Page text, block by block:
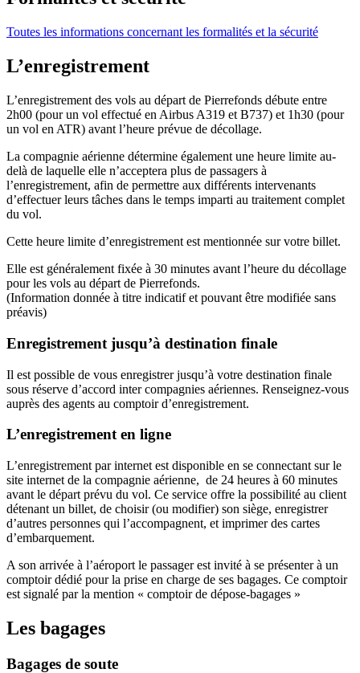
Toutes les informations concernant les formalités et la sécurité
L’enregistrement
L’enregistrement des vols au départ de Pierrefonds débute entre
2h00 (pour un vol effectué en Airbus A319 et B737) et 1h30 (pour
un vol en ATR) avant l’heure prévue de décollage.
La compagnie aérienne détermine également une heure limite au-
delà de laquelle elle n’acceptera plus de passagers à
l’enregistrement, afin de permettre aux différents intervenants
d’effectuer leurs tâches dans le temps imparti au traitement complet
du vol.
Cette heure limite d’enregistrement est mentionnée sur votre billet.
Elle est généralement fixée à 30 minutes avant l’heure du décollage
pour les vols au départ de Pierrefonds.
(Information donnée à titre indicatif et pouvant être modifiée sans
préavis)
Enregistrement jusqu’à destination finale
Il est possible de vous enregistrer jusqu’à votre destination finale
sous réserve d’accord inter compagnies aériennes. Renseignez-vous
auprès des agents au comptoir d’enregistrement.
L’enregistrement en ligne
L’enregistrement par internet est disponible en se connectant sur le
site internet de la compagnie aérienne, de 24 heures à 60 minutes
avant le départ prévu du vol. Ce service offre la possibilité au client
détenant un billet, de choisir (ou modifier) son siège, enregistrer
d’autres personnes qui l’accompagnent, et imprimer des cartes
d’embarquement.
A son arrivée à l’aéroport le passager est invité à se présenter à un
comptoir dédié pour la prise en charge de ses bagages. Ce comptoir
est signalé par la mention « comptoir de dépose-bagages »
Les bagages
Bagages de soute